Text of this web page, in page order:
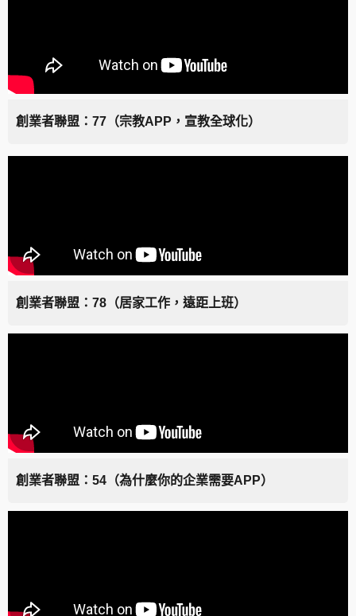
創業者聯盟：77（宗教APP，宣教全球化）
創業者聯盟：78（居家工作，遠距上班）
創業者聯盟：54（為什麼你的企業需要APP）